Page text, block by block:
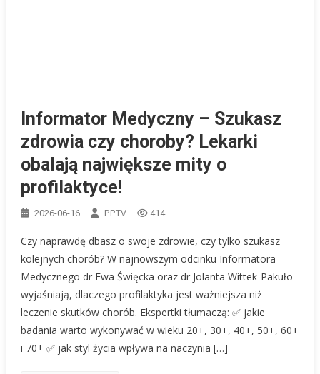
Informator Medyczny – Szukasz
zdrowia czy choroby? Lekarki
obalają największe mity o
profilaktyce!
2026-06-16 PPTV 414
Czy naprawdę dbasz o swoje zdrowie, czy tylko szukasz
kolejnych chorób? W najnowszym odcinku Informatora
Medycznego dr Ewa Święcka oraz dr Jolanta Wittek-Pakuło
wyjaśniają, dlaczego profilaktyka jest ważniejsza niż
leczenie skutków chorób. Ekspertki tłumaczą: ✅ jakie
badania warto wykonywać w wieku 20+, 30+, 40+, 50+, 60+
i 70+ ✅ jak styl życia wpływa na naczynia […]